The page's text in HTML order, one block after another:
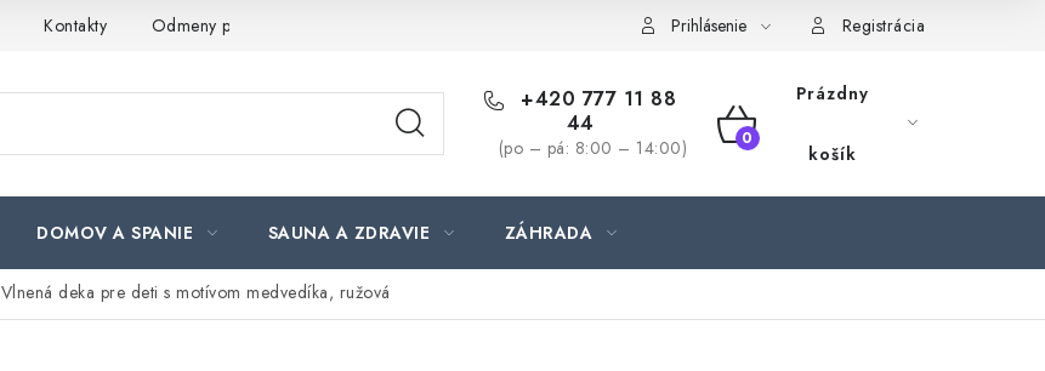
Kontakty Odmeny pre našich zákazníkov Prihlásenie Registrácia
+420 777 11 88
44
(po – pá: 8:00 – 14:00)
NÁKUPNÝ
Prázdny
košík
DOMOV A SPANIE SAUNA A ZDRAVIE ZÁHRADA
Vlnená deka pre deti s motívom medvedíka, ružová